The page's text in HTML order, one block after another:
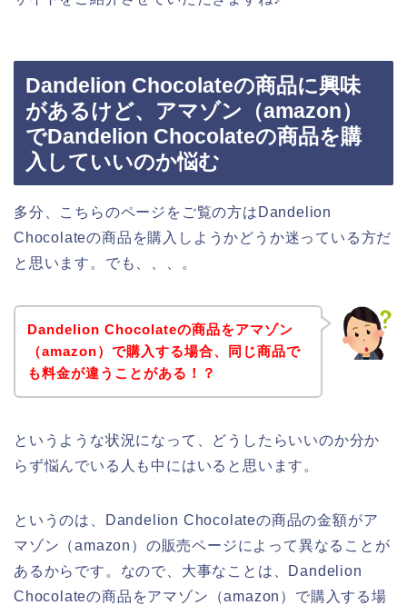
Dandelion Chocolateの商品に興味
があるけど、アマゾン（amazon）
でDandelion Chocolateの商品を購
入していいのか悩む
多分、こちらのページをご覧の方はDandelion
Chocolateの商品を購入しようかどうか迷っている方だ
と思います。でも、、、。
Dandelion Chocolateの商品をアマゾン
（amazon）で購入する場合、同じ商品で
も料金が違うことがある！？
というような状況になって、どうしたらいいのか分か
らず悩んでいる人も中にはいると思います。
というのは、Dandelion Chocolateの商品の金額がア
マゾン（amazon）の販売ページによって異なることが
あるからです。なので、大事なことは、Dandelion
Chocolateの商品をアマゾン（amazon）で購入する場